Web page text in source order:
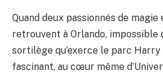
Quand deux passionnés de magie
retrouvent à Orlando, impossible
sortilège qu’exerce le parc
fascinant, au cœur même